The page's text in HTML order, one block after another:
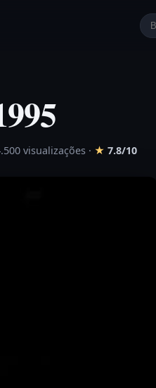
visualizações · ★ 7.8/10